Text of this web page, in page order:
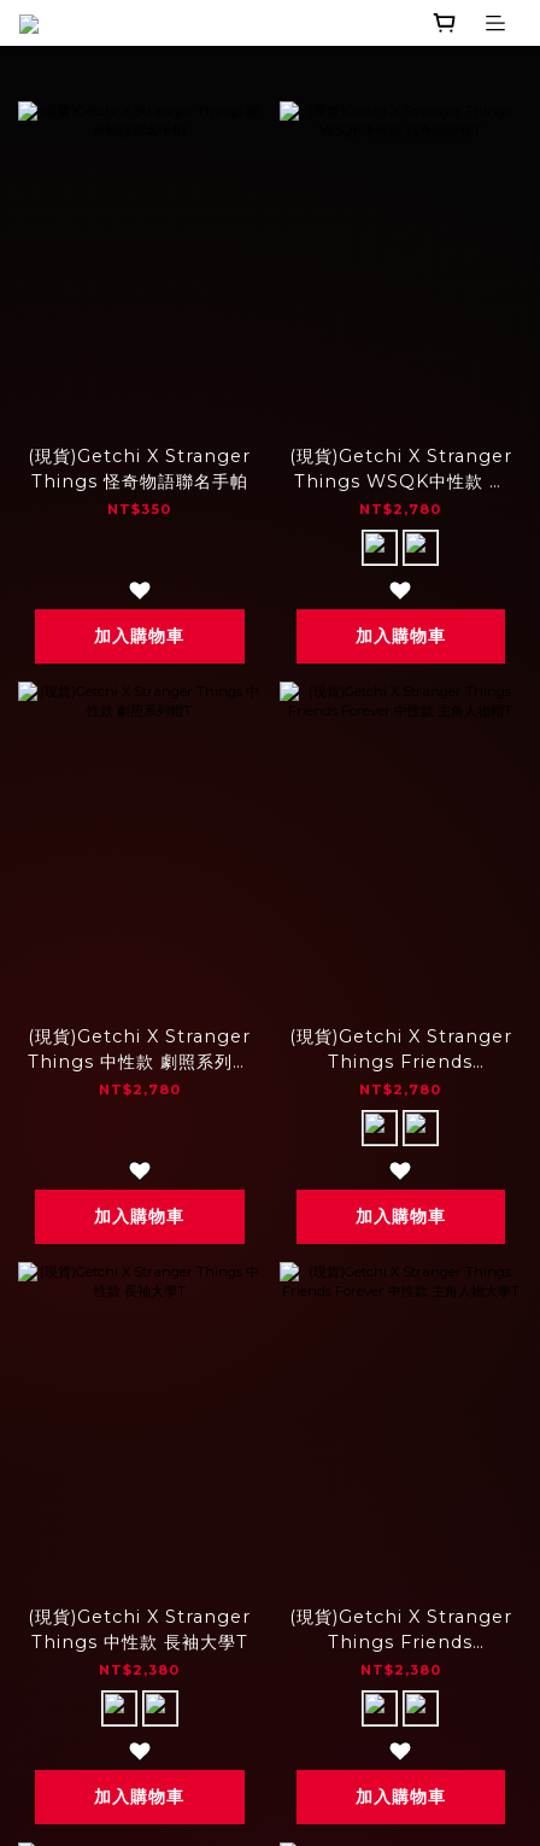
(現貨)Getchi X Stranger
Things 怪奇物語聯名手帕
NT$350
加入購物車
(現貨)Getchi X Stranger
Things WSQK中性款 怪
奇物語帽T
NT$2,780
加入購物車
(現貨)Getchi X Stranger
Things 中性款 劇照系列帽
T
NT$2,780
加入購物車
(現貨)Getchi X Stranger
Things Friends
Forever 中性款 主角人物
帽T
NT$2,780
加入購物車
(現貨)Getchi X Stranger
Things 中性款 長袖大學T
NT$2,380
加入購物車
(現貨)Getchi X Stranger
Things Friends
Forever 中性款 主角人物
大學T
NT$2,380
加入購物車